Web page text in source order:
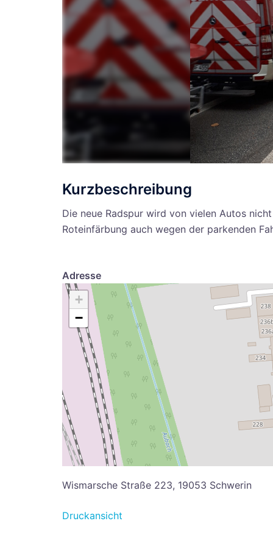
Kurzbeschreibung
Die neue Radspur wird von vielen Autos
Roteinfärbung auch wegen der parkenden
Adresse
+
−
Wismarsche Straße 223, 19053 Schwerin
Druckansicht